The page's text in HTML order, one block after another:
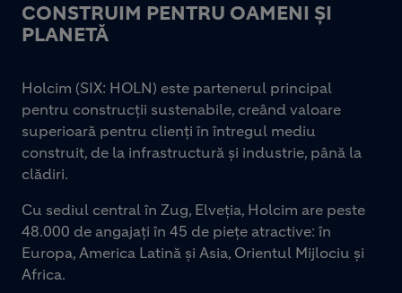
CONSTRUIM PENTRU OAMENI ȘI
PLANETĂ
Holcim (SIX: HOLN) este partenerul principal
pentru construcții sustenabile, creând valoare
superioară pentru clienți în întregul mediu
construit, de la infrastructură și industrie, până la
clădiri.
Cu sediul central în Zug, Elveția, Holcim are peste
48.000 de angajați în 45 de piețe atractive: în
Europa, America Latină și Asia, Orientul Mijlociu și
Africa.